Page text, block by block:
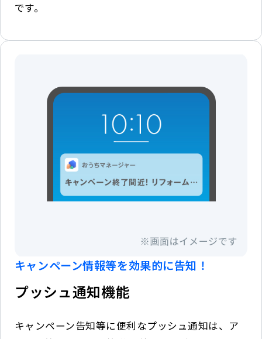
です。
キャンペーン情報等を効果的に告知！
プッシュ通知機能
キャンペーン告知等に便利なプッシュ通知は、ア